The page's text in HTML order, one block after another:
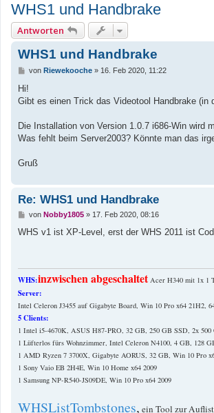
WHS1 und Handbrake
Antworten
WHS1 und Handbrake
B
i
r
von Riewekooche» 16. Feb 2020, 11:22
Hi!
Gibt es einen Trick das Videotool Handbrake
Die Installation von Version 1.0.7 i686-Win wird
Was fehlt beim Server2003? Könnte man das
Gruß
Re: WHS1 und Handbrake
B
i
von Nobby1805» 17. Feb 2020, 08:16
WHS v1 ist XP-Level, erst der WHS 2011 ist
WHS:inzwischen abgeschaltet Acer H340 mit 1x 1
Server:
Intel Celeron J3455 auf Gigabyte Board, Win 10 Pro x64 21H2,
5 Clients:
1 Intel i5-4670K, ASUS H87-PRO, 32 GB, 250 GB SSD, 2x
1 Lüfterlos fürs Wohnzimmer, Intel Celeron N4100, 4 GB, 128
1 AMD Ryzen 7 3700X, Gigabyte AORUS, 32 GB, Win 10 Pro
1 Sony Vaio EB 2H4E, Win 10 Home x64 2009
1 Samsung NP-R540-JS09DE, Win 10 Pro x64 2009
WHSListTombstones, ein Tool zur